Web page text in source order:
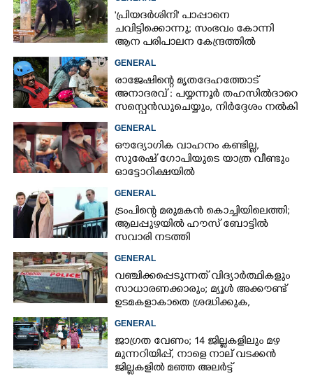
'പ്രിയദർശിനി' പാപ്പാനെ
ചവിട്ടിക്കൊന്നു; സംഭവം കോന്നി
ആന പരിപാലന കേന്ദ്രത്തിൽ
GENERAL
രാജേഷിന്റെ മൃതദേഹത്തോട്
അനാദരവ് : പയ്യന്നൂർ തഹസിൽദാറെ
സസ്പെൻഡുചെയ്യും, നിർദ്ദേശം നൽകി
GENERAL
ഔദ്യോഗിക വാഹനം കണ്ടില്ല,
സുരേഷ് ഗോപിയുടെ യാത്ര വീണ്ടും
ഓട്ടോറിക്ഷയിൽ
GENERAL
ട്രംപിന്റെ മരുമകൻ കൊച്ചിയിലെത്തി;
ആലപ്പുഴയിൽ ഹൗസ് ബോട്ടിൽ
സവാരി നടത്തി
GENERAL
വഞ്ചിക്കപ്പെടുന്നത് വിദ്യാർത്ഥികളും
സാധാരണക്കാരും; മ്യൂൾ അക്കൗണ്ട്
ഉടമകളാകാതെ ശ്രദ്ധിക്കുക,
GENERAL
ജാഗ്രത വേണം; 14 ജില്ലകളിലും മഴ
മുന്നറിയിപ്പ്, നാളെ നാല് വടക്കൻ
ജില്ലകളിൽ മഞ്ഞ അലർട്ട്